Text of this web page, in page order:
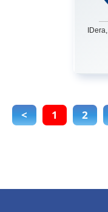
< 1 2